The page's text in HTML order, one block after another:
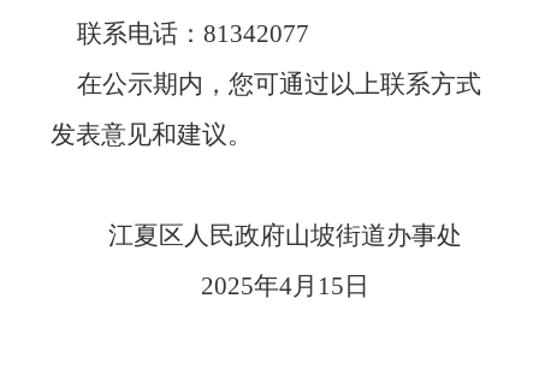
联系电话：81342077
在公示期内，您可通过以上联系方式
发表意见和建议。
江夏区人民政府山坡街道办事处
2025年4月15日